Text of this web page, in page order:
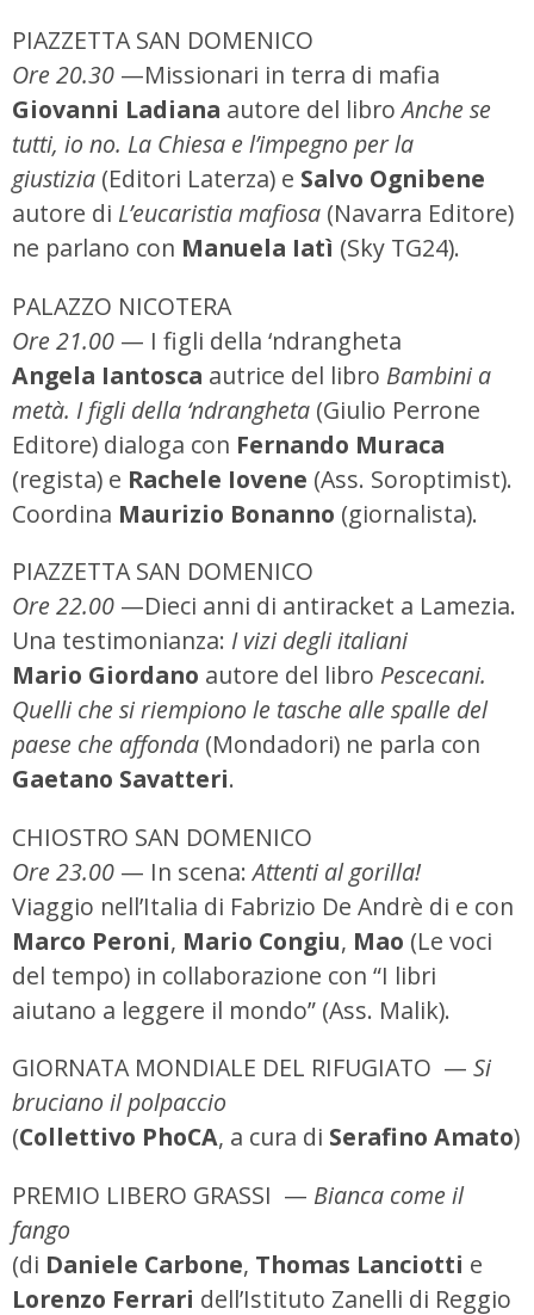
PIAZZETTA SAN DOMENICO
Ore 20.30 —Missionari in terra di mafia
Giovanni Ladiana autore del libroAnche se
tutti, io no. La Chiesa e l’impegno per la
giustizia (Editori Laterza) e Salvo Ognibene
autore di L’eucaristia mafiosa (Navarra Editore)
ne parlano con Manuela Iatì (Sky TG24).
PALAZZO NICOTERA
Ore 21.00 — I figli della ‘ndrangheta
Angela Iantosca autrice del libro Bambini a
metà. I figli della ‘ndrangheta (Giulio Perrone
Editore) dialoga con Fernando Muraca
(regista) e Rachele Iovene (Ass. Soroptimist).
Coordina Maurizio Bonanno (giornalista).
PIAZZETTA SAN DOMENICO
Ore 22.00 —Dieci anni di antiracket a Lamezia.
Una testimonianza: I vizi degli italiani
Mario Giordano autore del libro Pescecani.
Quelli che si riempiono le tasche alle spalle del
paese che affonda (Mondadori) ne parla con
Gaetano Savatteri.
CHIOSTRO SAN DOMENICO
Ore 23.00 — In scena:Attenti al gorilla!
Viaggio nell’Italia di Fabrizio De Andrè di e con
Marco Peroni, Mario Congiu, Mao (Le voci
del tempo) in collaborazione con “I libri
aiutano a leggere il mondo” (Ass. Malik).
GIORNATA MONDIALE DEL RIFUGIATO — Si
bruciano il polpaccio
(Collettivo PhoCA, a cura di Serafino Amato)
PREMIO LIBERO GRASSI — Bianca come il
fango
(di Daniele Carbone, Thomas Lanciotti e
Lorenzo Ferrari dell’Istituto Zanelli di Reggio